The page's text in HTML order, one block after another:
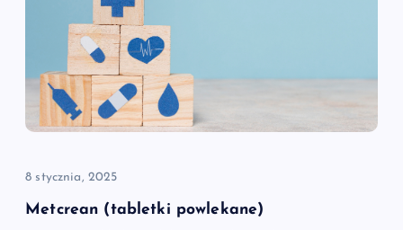
a
w
p
8 stycznia, 2025
Metcrean (tabletki powlekane)